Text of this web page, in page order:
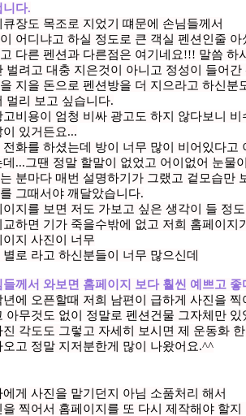
니다.
큐장도 목조로 지었기 떄문에 손님들께서
어디냐고 하실 정도로 큰 객실 펜션인줄 아
다른 펜션과 다른점은 여기네요!!! 말씀 하
벌려고 대충 지은것이 아니고 정성이 들어
지을 돈으로 펜션방을 더 지으라고 하신분
멀리 보고 싶습니다.
고비용이 엄청 비싸 광고도 하지 않다보니 비
이 있거든요...
전화를 하셨는데 방이 너무 많이 비어있다
데...그땐 정말 할말이 없었고 어이없어 눈물
분마다 매번 설명하기가 그랬고 겉모습만
그때서야 깨달았습니다.
이지를 보면 저도 가보고 싶은 생각이 들 정
교하면 기가 죽을수밖에 없고 저희 홈페이
지 사진이 너무
로 라고 하신분들이 너무 많으신데
들께서 와보면 홈페이지 보다 훨씬 예쁘고
년에 오픈할때 저희 남편이 급하게 사진을
아무것도 없이 정말로 펜션건물 그자체만
진 각도도 그렇고 자세히 보시면 제 운동화
오고 정말 지저분한게 많이 나왔어요.^^
게 사진을 맡기던지 아님 소품처리 해서
을 찍어서 홈페이지를 또 다시 제작해야 할지